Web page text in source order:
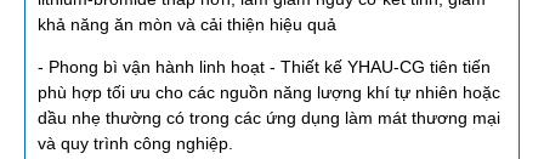
khả năng ăn mòn và cải thiện hiệu quả
- Phong bì vận hành linh hoạt - Thiết kế YHAU-CG tiên tiến
phù hợp tối ưu cho các nguồn năng lượng khí tự nhiên hoặc
dầu nhẹ thường có trong các ứng dụng làm mát thương mại
và quy trình công nghiệp.